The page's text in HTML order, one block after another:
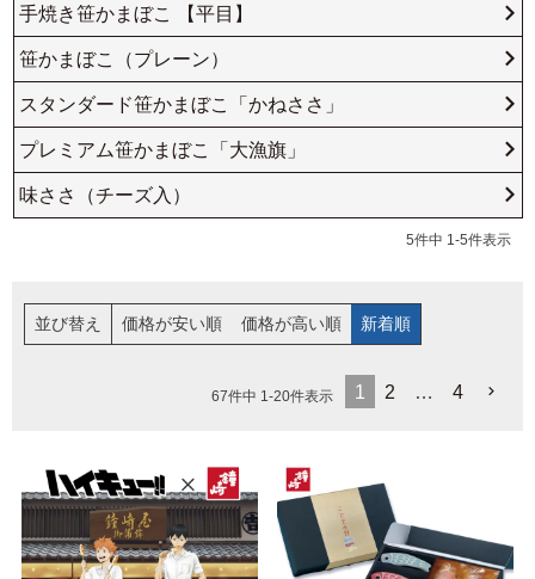
お得な夏ギフト
福袋
お魚たんぱくわんぱくセ
ット
晩酌のおとも
仙臺BLACK
ろこし
特選詰合せ はじめてセット
手焼き笹かまぼこ 【平目】
笹かまぼこ（プレーン）
スタンダード笹かまぼこ「かねささ」
プレミアム笹かまぼこ「大漁旗」
味ささ（チーズ入）
5件中 1 -5件表示
並び替え 価格が安い順 価格が高い順 新着順
67件中 1-20件表示 1 2 … 4